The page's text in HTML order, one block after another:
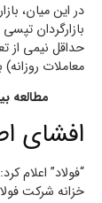
در این میان،
بازارگردان
حداقل نیمی از
معاملات روزانه) به مدت 10
مطالعه
افشای
“فولاد” اعلام
خزانه شرکت